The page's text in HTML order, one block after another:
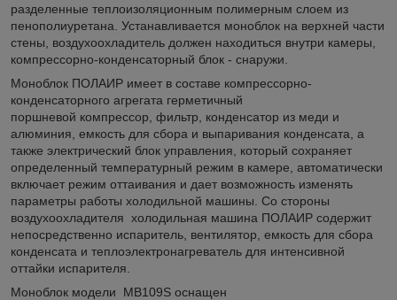
разделенные теплоизоляционным полимерным слоем из
пенополиуретана. Устанавливается моноблок на верхней части
стены, воздухоохладитель должен находиться внутри камеры,
компрессорно-конденсаторный блок - снаружи.
Моноблок ПОЛАИР имеет в составе компрессорно-
конденсаторного агрегата герметичный
поршневой компрессор, фильтр, конденсатор из меди и
алюминия, емкость для сбора и выпаривания конденсата, а
также электрический блок управления, который сохраняет
определенный температурный режим в камере, автоматически
включает режим оттаивания и дает возможность изменять
параметры работы холодильной машины. Со стороны
воздухоохладителя холодильная машина ПОЛАИР содержит
непосредственно испаритель, вентилятор, емкость для сбора
конденсата и теплоэлектронагреватель для интенсивной
оттайки испарителя.
Моноблок модели МВ109S оснащен